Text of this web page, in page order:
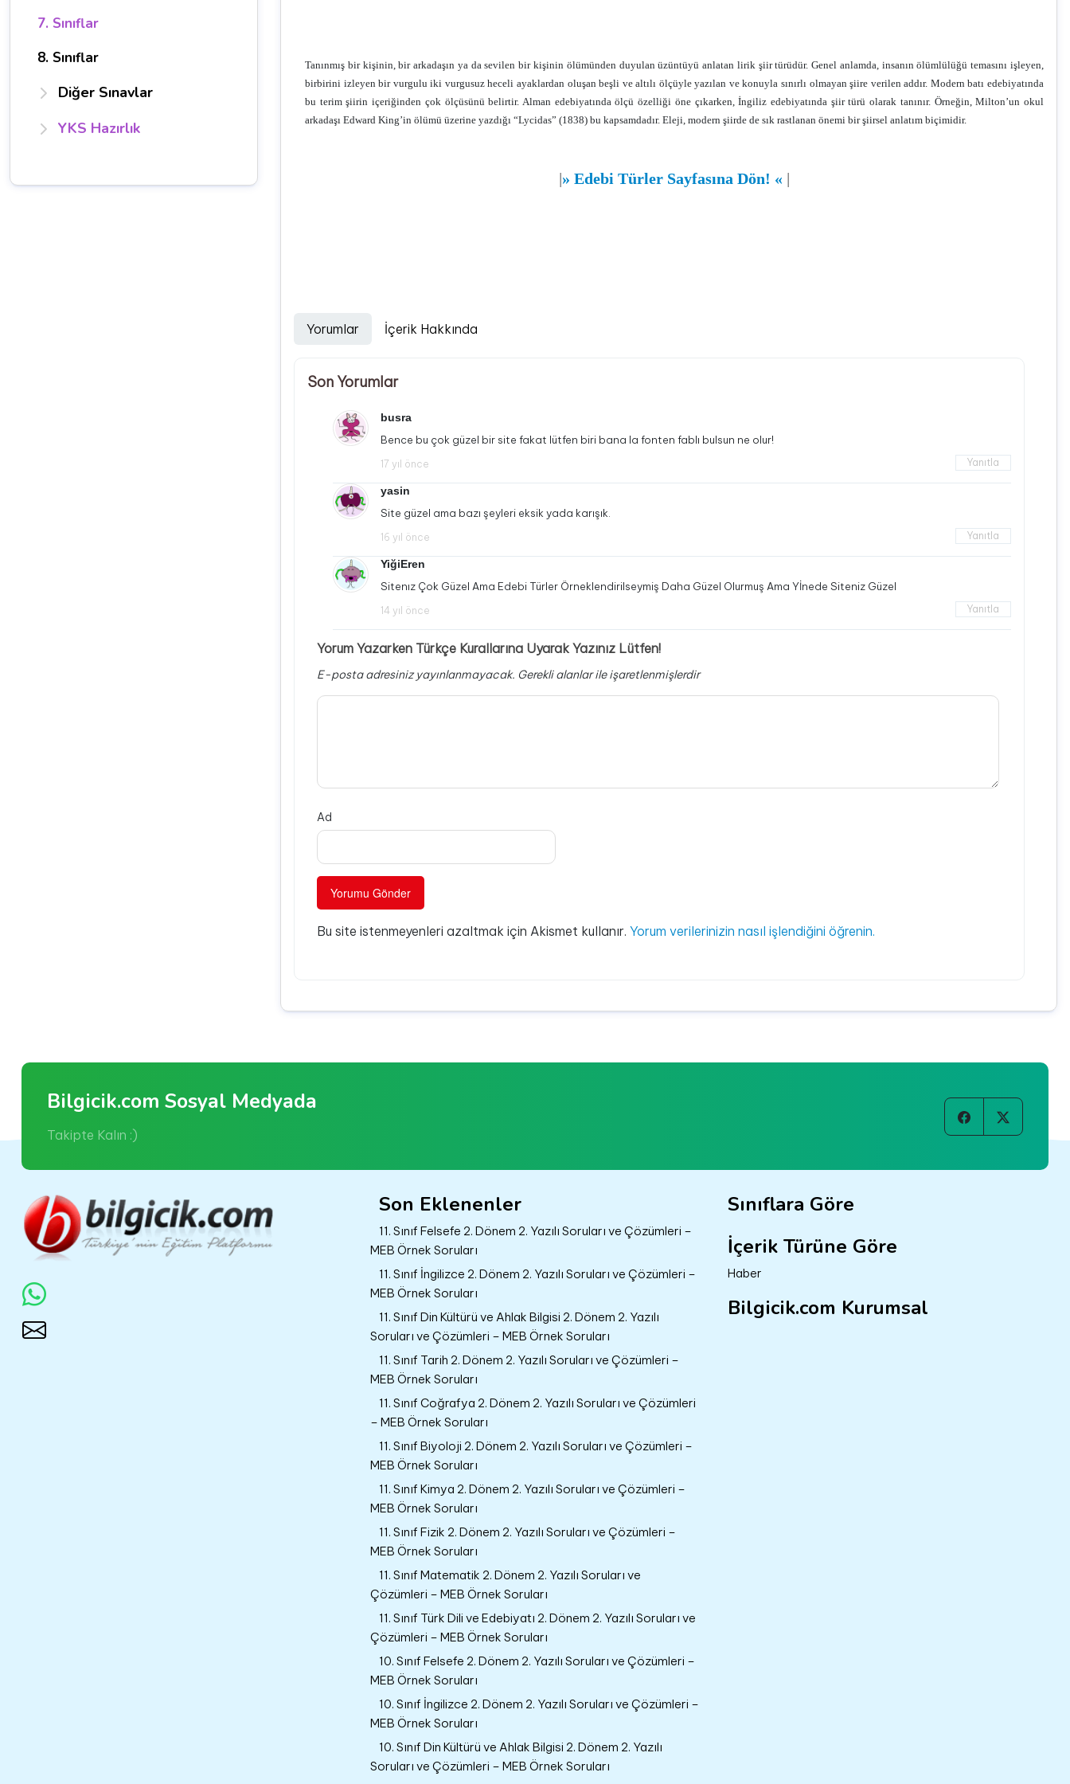
7. Sınıflar
8. Sınıflar
Diğer Sınavlar
YKS Hazırlık
Tanınmış bir kişinin, bir arkadaşın ya da sevilen bir kişinin ölümünden duyulan üzüntüyü anlatan lirik şiir türüdür. Genel anlamda, insanın ölümlülüğü temasını işleyen,
birbirini izleyen bir vurgulu iki vurgusuz heceli ayaklardan oluşan beşli ve altılı ölçüyle yazılan ve konuyla sınırlı olmayan şiire verilen addır. Modern batı edebiyatında
bu terim şiirin içeriğinden çok ölçüsünü belirtir. Alman edebiyatında ölçü özelliği öne çıkarken, İngiliz edebiyatında şiir türü olarak tanınır. Örneğin, Milton’un okul
arkadaşı Edward King’in ölümü üzerine yazdığı “Lycidas” (1838) bu kapsamdadır. Eleji, modern şiirde de sık rastlanan önemi bir şiirsel anlatım biçimidir.
|» Edebi Türler Sayfasına Dön! « |
Yorumlar İçerik Hakkında
Son Yorumlar
busra
Bence bu çok güzel bir site fakat lütfen biri bana la fonten fablı bulsun ne olur!
17 yıl önce Yanıtla
yasin
Site güzel ama bazı şeyleri eksik yada karışık.
16 yıl önce Yanıtla
YiğiEren
Sitenız Çok Güzel Ama Edebi Türler Örneklendirilseymiş Daha Güzel Olurmuş Ama Yİnede Siteniz Güzel
14 yıl önce Yanıtla
Yorum Yazarken Türkçe Kurallarına Uyarak Yazınız Lütfen!
E-posta adresiniz yayınlanmayacak. Gerekli alanlarile işaretlenmişlerdir
Ad
Bu site istenmeyenleri azaltmak için Akismet kullanır. Yorum verilerinizin nasıl işlendiğini öğrenin.
Bilgicik.com Sosyal Medyada
Takipte Kalın :)
Son Eklenenler
11. Sınıf Felsefe 2. Dönem 2. Yazılı Soruları ve Çözümleri –
MEB Örnek Soruları
11. Sınıf İngilizce 2. Dönem 2. Yazılı Soruları ve Çözümleri –
MEB Örnek Soruları
11. Sınıf Din Kültürü ve Ahlak Bilgisi 2. Dönem 2. Yazılı
Soruları ve Çözümleri – MEB Örnek Soruları
11. Sınıf Tarih 2. Dönem 2. Yazılı Soruları ve Çözümleri –
MEB Örnek Soruları
11. Sınıf Coğrafya 2. Dönem 2. Yazılı Soruları ve Çözümleri
– MEB Örnek Soruları
11. Sınıf Biyoloji 2. Dönem 2. Yazılı Soruları ve Çözümleri –
MEB Örnek Soruları
11. Sınıf Kimya 2. Dönem 2. Yazılı Soruları ve Çözümleri –
MEB Örnek Soruları
11. Sınıf Fizik 2. Dönem 2. Yazılı Soruları ve Çözümleri –
MEB Örnek Soruları
11. Sınıf Matematik 2. Dönem 2. Yazılı Soruları ve
Çözümleri – MEB Örnek Soruları
11. Sınıf Türk Dili ve Edebiyatı 2. Dönem 2. Yazılı Soruları ve
Çözümleri – MEB Örnek Soruları
10. Sınıf Felsefe 2. Dönem 2. Yazılı Soruları ve Çözümleri –
MEB Örnek Soruları
10. Sınıf İngilizce 2. Dönem 2. Yazılı Soruları ve Çözümleri –
MEB Örnek Soruları
10. Sınıf Din Kültürü ve Ahlak Bilgisi 2. Dönem 2. Yazılı
Soruları ve Çözümleri – MEB Örnek Soruları
Sınıflara Göre
İçerik Türüne Göre
Haber
Bilgicik.com Kurumsal